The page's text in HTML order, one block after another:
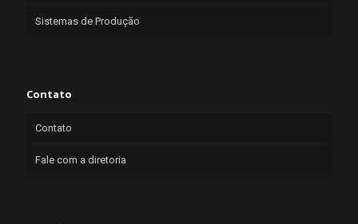
Sistemas de Produção
Contato
Contato
Fale com a diretoria